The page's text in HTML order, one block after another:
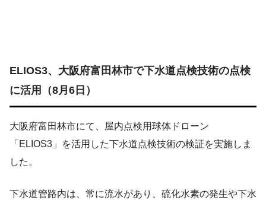
ELIOS3、大阪府富田林市で下水道点検技術の点検
に活用（8月6日）
大阪府富田林市にて、屋内点検用球体ドローン
「ELIOS3」を活用した下水道点検技術の検証を実施しま
した。
下水道管路内は、常に流水があり、硫化水素の発生や下水